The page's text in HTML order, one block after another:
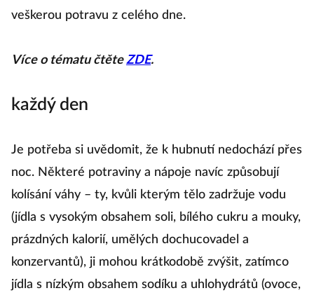
veškerou potravu z celého dne.
Více o tématu čtěteZDE.
každý den
Je potřeba si uvědomit, že k hubnutí nedochází přes
noc. Některé potraviny a nápoje navíc způsobují
kolísání váhy – ty, kvůli kterým tělo zadržuje vodu
(jídla s vysokým obsahem soli, bílého cukru a mouky,
prázdných kalorií, umělých dochucovadel a
konzervantů), ji mohou krátkodobě zvýšit, zatímco
jídla s nízkým obsahem sodíku a uhlohydrátů (ovoce,